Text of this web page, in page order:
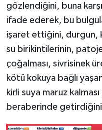
gözlendiğini, buna
ifade ederek, bu
işaret ettiğini, durgun,
su birikintilerinin,
çoğalması, sivrisinek
kötü kokuya bağlı
kirli suya maruz
beraberinde